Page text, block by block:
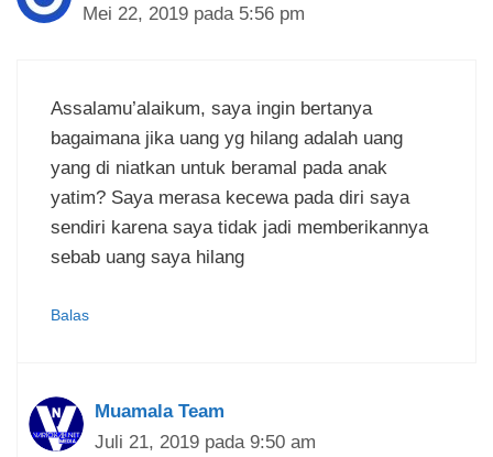
Mei 22, 2019 pada 5:56 pm
Assalamu’alaikum, saya ingin bertanya
bagaimana jika uang yg hilang adalah uang
yang di niatkan untuk beramal pada anak
yatim? Saya merasa kecewa pada diri saya
sendiri karena saya tidak jadi memberikannya
sebab uang saya hilang
Balas
Muamala Team
Juli 21, 2019 pada 9:50 am